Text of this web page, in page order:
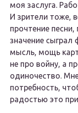
моя заслуга.
И зрители тоже,
прочтение
значение сыграл
мысль, мощь
не про войну, а
одиночество.
потребность,
радостью это